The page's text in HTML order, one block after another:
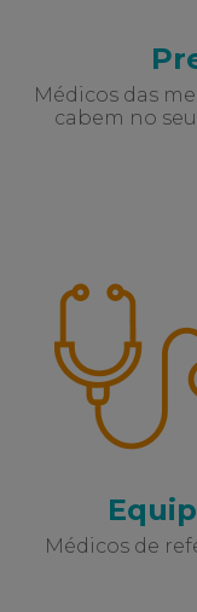
Médicos das
cabem no
Médicos de